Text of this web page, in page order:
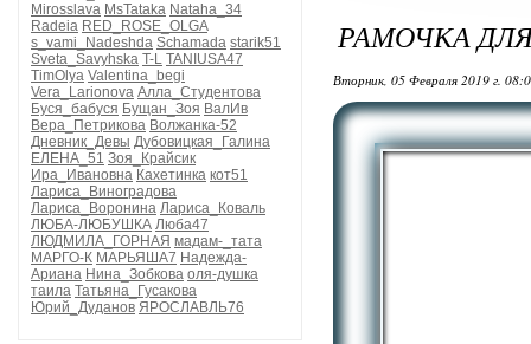
Mirosslava MsTataka Nataha_34
Radeia RED_ROSE_OLGA
s_vami_Nadeshda Schamada starik51
Sveta_Savyhska T-L TANIUSA47
TimOlya Valentina_begi
Vera_Larionova Алла_Студентова
Буся_бабуся Бущан_Зоя ВалИв
Вера_Петрикова Волжанка-52
Дневник_Девы Дубовицкая_Галина
ЕЛЕНА_51 Зоя_Крайсик
Ира_Ивановна Кахетинка кот51
Лариса_Виноградова
Лариса_Воронина Лариса_Коваль
ЛЮБА-ЛЮБУШКА Люба47
ЛЮДМИЛА_ГОРНАЯ мадам-_тата
МАРГО-К МАРЬЯША7 Надежда-
Ариана Нина_Зобкова оля-душка
таила Татьяна_Гусакова
Юрий_Дуданов ЯРОСЛАВЛЬ76
РАМОЧКА
Вторник, 05 Февраля 2019 г.